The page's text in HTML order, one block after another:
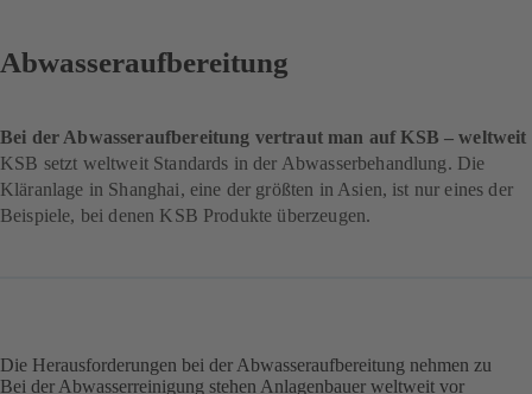
Abwasseraufbereitung
Bei der Abwasseraufbereitung vertraut man auf KSB – weltweit
KSB setzt weltweit Standards in der Abwasserbehandlung. Die
Kläranlage in Shanghai, eine der größten in Asien, ist nur eines der
Beispiele, bei denen KSB Produkte überzeugen.
Die Herausforderungen bei der Abwasseraufbereitung nehmen zu
Bei der Abwasserreinigung stehen Anlagenbauer weltweit vor